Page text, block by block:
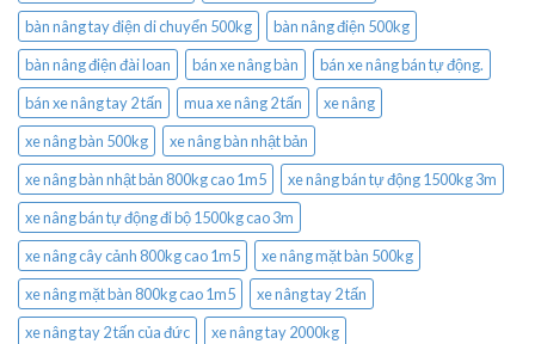
bàn nâng tay điện di chuyển 500kg
bàn nâng điện 500kg
bàn nâng điện đài loan
bán xe nâng bàn
bán xe nâng bán tự động.
bán xe nâng tay 2 tấn
mua xe nâng 2 tấn
xe nâng
xe nâng bàn 500kg
xe nâng bàn nhật bản
xe nâng bàn nhật bản 800kg cao 1m5
xe nâng bán tự động 1500kg 3m
xe nâng bán tự động đi bộ 1500kg cao 3m
xe nâng cây cảnh 800kg cao 1m5
xe nâng mặt bàn 500kg
xe nâng mặt bàn 800kg cao 1m5
xe nâng tay 2 tấn
xe nâng tay 2 tấn của đức
xe nâng tay 2000kg